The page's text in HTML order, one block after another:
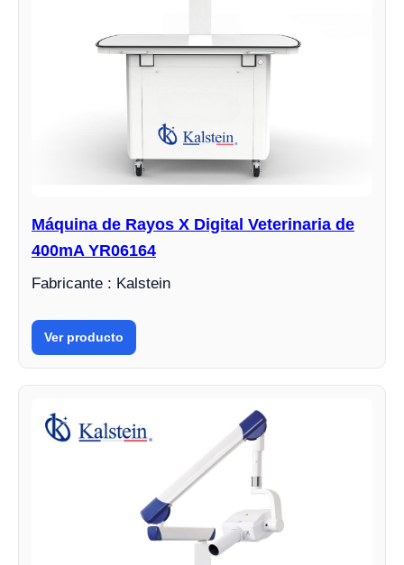
Máquina de Rayos X Digital Veterinaria de
400mA YR06164
Fabricante : Kalstein
Ver producto